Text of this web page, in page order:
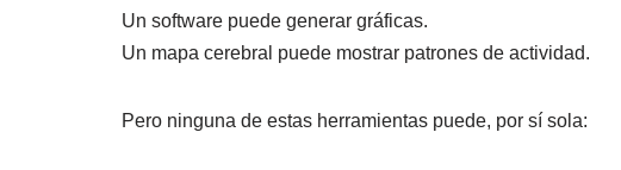
Un software puede generar gráficas.
Un mapa cerebral puede mostrar patrones de actividad.
Pero ninguna de estas herramientas puede, por sí sola: